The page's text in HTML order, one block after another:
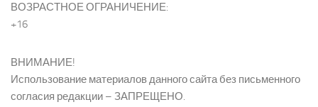
ВОЗРАСТНОЕ ОГРАНИЧЕНИЕ:
+16
ВНИМАНИЕ!
Использование материалов данного сайта без письменного
согласия редакции – ЗАПРЕЩЕНО.